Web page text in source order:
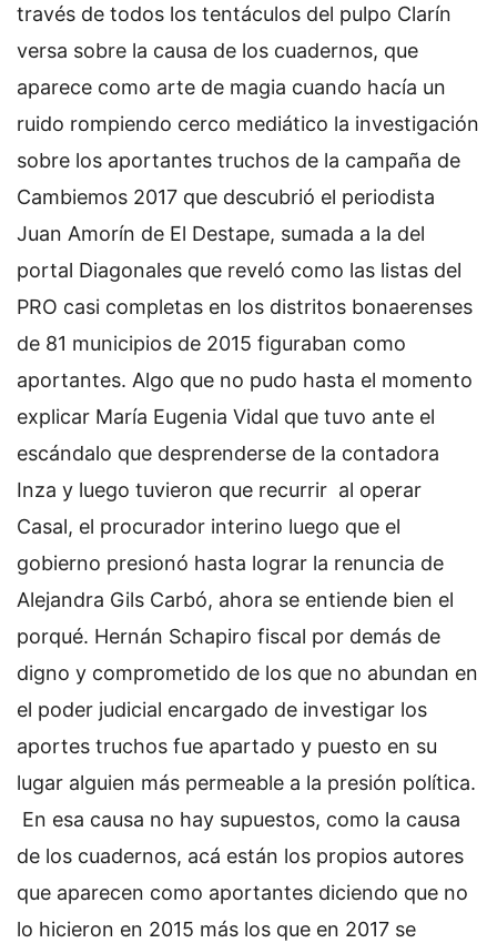
través de todos los tentáculos del pulpo Clarín
versa sobre la causa de los cuadernos, que
aparece como arte de magia cuando hacía un
ruido rompiendo cerco mediático la investigación
sobre los aportantes truchos de la campaña de
Cambiemos 2017 que descubrió el periodista
Juan Amorín de El Destape, sumada a la del
portal Diagonales que reveló como las listas del
PRO casi completas en los distritos bonaerenses
de 81 municipios de 2015 figuraban como
aportantes. Algo que no pudo hasta el momento
explicar María Eugenia Vidal que tuvo ante el
escándalo que desprenderse de la contadora
Inza y luego tuvieron que recurrir al operar
Casal, el procurador interino luego que el
gobierno presionó hasta lograr la renuncia de
Alejandra Gils Carbó, ahora se entiende bien el
porqué. Hernán Schapiro fiscal por demás de
digno y comprometido de los que no abundan en
el poder judicial encargado de investigar los
aportes truchos fue apartado y puesto en su
lugar alguien más permeable a la presión política.
En esa causa no hay supuestos, como la causa
de los cuadernos, acá están los propios autores
que aparecen como aportantes diciendo que no
lo hicieron en 2015 más los que en 2017 se